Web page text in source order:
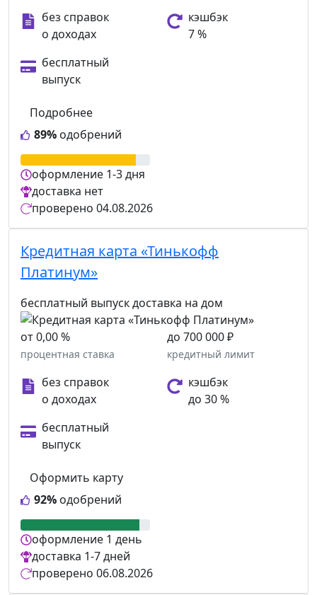
без справок
о доходах
кэшбэк
7 %
бесплатный
выпуск
89% одобрений
Подробнее
оформление 1-3 дня
доставка нет
проверено 04.08.2026
Кредитная карта «Тинькофф
Платинум»
бесплатный выпускдоставка на дом
от 0,00 %
процентная ставка
до 700 000 ₽
кредитный лимит
без справок
о доходах
кэшбэк
до 30 %
бесплатный
выпуск
92% одобрений
Оформить карту
оформление 1 день
доставка 1-7 дней
проверено 06.08.2026